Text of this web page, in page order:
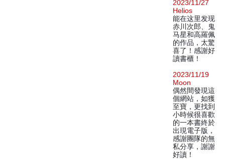
2023/11/27
Helios
能在这里发现
赤川次郎、鬼
马星和高羅佩
的作品，太驚
喜了！感謝好
讀書櫃！
2023/11/19
Moon
偶然間發現這
個網站，如獲
至寶，更找到
小時候很喜歡
的一本書終於
出現電子版，
感謝團隊的無
私分享，謝謝
好讀！